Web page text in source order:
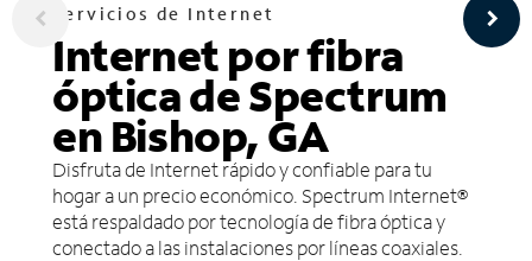
Servicios de Internet
Internet por fibra
óptica de Spectrum
en Bishop, GA
Disfruta de Internet rápido y confiable para tu
hogar a un precio económico. Spectrum Internet®
está respaldado por tecnología de fibra óptica y
conectado a las instalaciones por líneas coaxiales.